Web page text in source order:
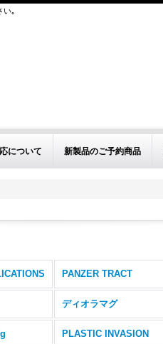
い｡
について 新製品のご予約商品
PANZER TRACT
ディオラマグ
PLASTIC INVASION